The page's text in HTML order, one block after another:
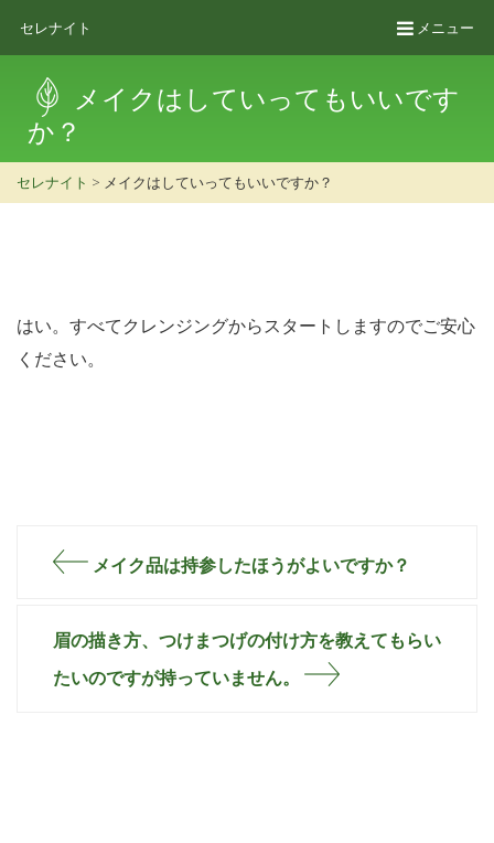
セレナイト メニュー
メイクはしていってもいいです
か？
セレナイト > メイクはしていってもいいですか？
はい。すべてクレンジングからスタートしますのでご安心
ください。
メイク品は持参したほうがよいですか？
眉の描き方、つけまつげの付け方を教えてもらい
たいのですが持っていません。